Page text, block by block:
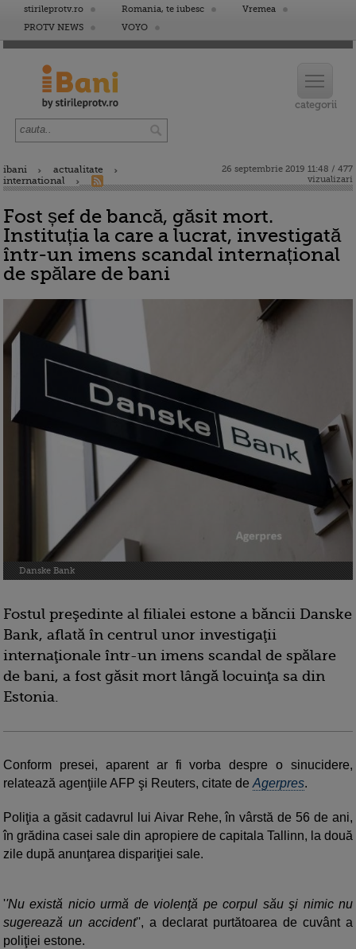
stirileprotv.ro Romania, te iubesc
Vremea
PROTV NEWS
VOYO
ibani
actualitate
international
26 septembrie 2019 11:48 / 477
vizualizari
Fost șef de bancă, găsit mort.
Instituția la care a lucrat, investigată
într-un imens scandal internațional
de spălare de bani
Danske Bank
Fostul preşedinte al filialei estone a băncii Danske
Bank, aflată în centrul unor investigaţii
internaţionale într-un imens scandal de spălare
de bani, a fost găsit mort lângă locuinţa sa din
Estonia.
Conform presei, aparent ar fi vorba despre o sinucidere,
relatează agenţiile AFP şi Reuters, citate de Agerpres.
Poliţia a găsit cadavrul lui Aivar Rehe, în vârstă de 56 de ani,
în grădina casei sale din apropiere de capitala Tallinn, la două
zile după anunţarea dispariţiei sale.
''Nu există nicio urmă de violenţă pe corpul său şi nimic nu
sugerează un accident'', a declarat purtătoarea de cuvânt a
poliţiei estone.